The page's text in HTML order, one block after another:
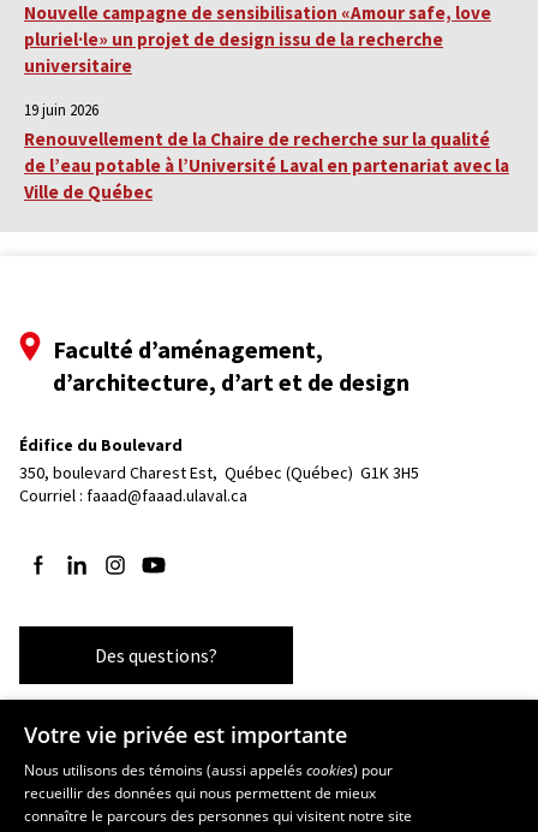
Nouvelle campagne de sensibilisation «Amour safe, love
pluriel·le» un projet de design issu de la recherche
universitaire
19 juin 2026
Renouvellement de la Chaire de recherche sur la qualité
de l’eau potable à l’Université Laval en partenariat avec la
Ville de Québec
Faculté d’aménagement,
d’architecture, d’art et de design
Édifice du Boulevard
350, boulevard Charest Est, Québec (Québec)  G1K 3H5
Courriel : faaad@faaad.ulaval.ca
Suivez-nous sur Facebook
Suivez-nous sur LinkedIn
Suivez-nous sur Instagram
Suivez-nous sur YouTube
Des questions?
Les écoles et la recherche
École supérieure d’aménagement du territoire et de développement
régional
Votre vie privée est importante
Nous utilisons des témoins (aussi appeléscookies) pour
recueillir des données qui nous permettent de mieux
connaître le parcours des personnes qui visitent notre site